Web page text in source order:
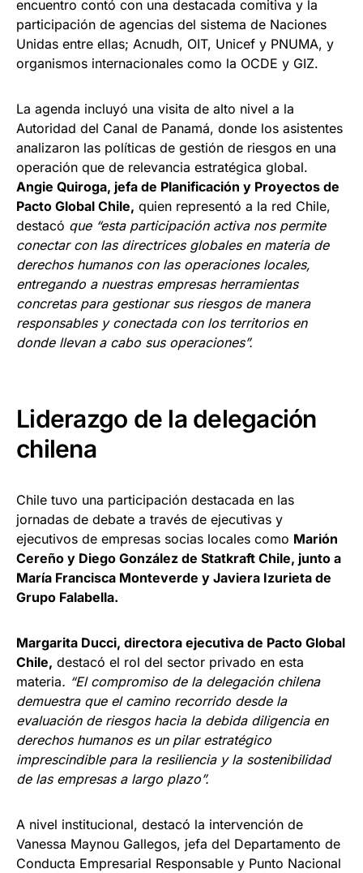
encuentro contó con una destacada comitiva y la
participación de agencias del sistema de Naciones
Unidas entre ellas; Acnudh, OIT, Unicef y PNUMA, y
organismos internacionales como la OCDE y GIZ.
La agenda incluyó una visita de alto nivel a la
Autoridad del Canal de Panamá, donde los asistentes
analizaron las políticas de gestión de riesgos en una
operación que de relevancia estratégica global.
Angie Quiroga, jefa de Planificación y Proyectos de
Pacto Global Chile, quien representó a la red Chile,
destacó que “esta participación activa nos permite
conectar con las directrices globales en materia de
derechos humanos con las operaciones locales,
entregando a nuestras empresas herramientas
concretas para gestionar sus riesgos de manera
responsables y conectada con los territorios en
donde llevan a cabo sus operaciones”.
Liderazgo de la delegación
chilena
Chile tuvo una participación destacada en las
jornadas de debate a través de ejecutivas y
ejecutivos de empresas socias locales como Marión
Cereño y Diego González de Statkraft Chile, junto a
María Francisca Monteverde y Javiera Izurieta de
Grupo Falabella.
Margarita Ducci, directora ejecutiva de Pacto Global
Chile, destacó el rol del sector privado en esta
materia. “El compromiso de la delegación chilena
demuestra que el camino recorrido desde la
evaluación de riesgos hacia la debida diligencia en
derechos humanos es un pilar estratégico
imprescindible para la resiliencia y la sostenibilidad
de las empresas a largo plazo”.
A nivel institucional, destacó la intervención de
Vanessa Maynou Gallegos, jefa del Departamento de
Conducta Empresarial Responsable y Punto Nacional